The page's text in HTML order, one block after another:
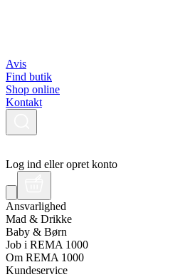
Avis
Find butik
Shop online
Kontakt
Log ind eller opret konto
Ansvarlighed
Mad & Drikke
Baby & Børn
Job i REMA 1000
Om REMA 1000
Kundeservice